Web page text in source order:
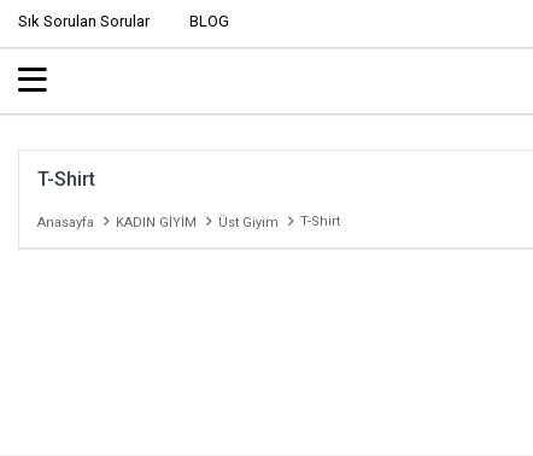
Sık Sorulan Sorular BLOG
T-Shirt
Anasayfa KADIN GİYİM Üst Giyim T-Shirt